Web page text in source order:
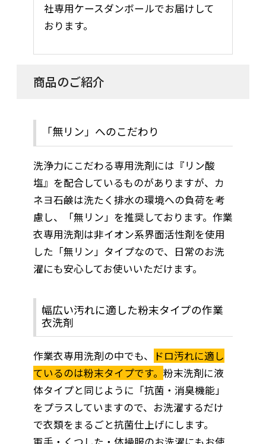
社専用ケースダンボールでお届けして
おります。
商品のご紹介
「無リン」へのこだわり
洗浄力にこだわる専用洗剤には『リン酸
塩』を配合しているものがありますが、カ
ネヨ石鹸は洗たく排水の環境への負荷を考
慮し、「無リン」を推奨しております。作業
衣専用洗剤は非イオン系界面活性剤を使用
した「無リン」タイプなので、日常のお洗
濯にも安心してお使いいただけます。
幅広い汚れに適した粉末タイプの作業
衣洗剤
作業衣専用洗剤の中でも、
ドロ汚れに適し
ているのは粉末タイプです。 粉末洗剤に液
体タイプと同じように「抗菌・消臭機能」
をプラスしていますので、お洗濯するだけ
で衣類をまるごと抗菌仕上げにします。